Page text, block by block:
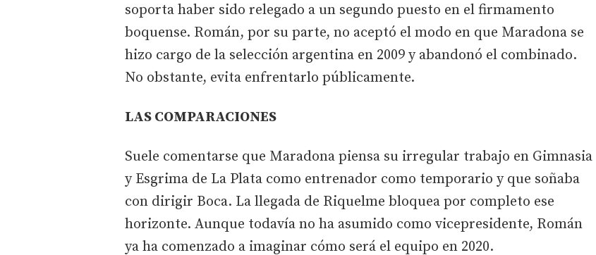
soporta haber sido relegado a un segundo puesto en el firmamento
boquense. Román, por su parte, no aceptó el modo en que Maradona se
hizo cargo de la selección argentina en 2009 y abandonó el combinado.
No obstante, evita enfrentarlo públicamente.
LAS COMPARACIONES
Suele comentarse que Maradona piensa su irregular trabajo en Gimnasia
y Esgrima de La Plata como entrenador como temporario y que soñaba
con dirigir Boca. La llegada de Riquelme bloquea por completo ese
horizonte. Aunque todavía no ha asumido como vicepresidente, Román
ya ha comenzado a imaginar cómo será el equipo en 2020.